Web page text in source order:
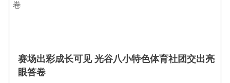
赛场出彩成长可见 光谷八小特色体育社团交出亮
眼答卷